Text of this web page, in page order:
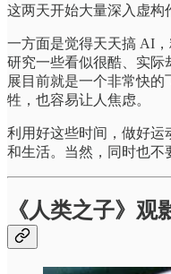
这两天开始大量深入虚构
一方面是觉得天天搞 AI
研究一些看似很酷、实际
展目前就是一个非常快
牲，也容易让人焦虑。
利用好这些时间，做好运
和生活。当然，同时也不
《人类之子》观